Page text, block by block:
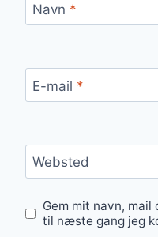
Navn *
E-mail *
Websted
Gem mit navn,
til næste gang jeg